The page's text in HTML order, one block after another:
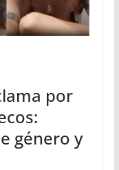
por
género y